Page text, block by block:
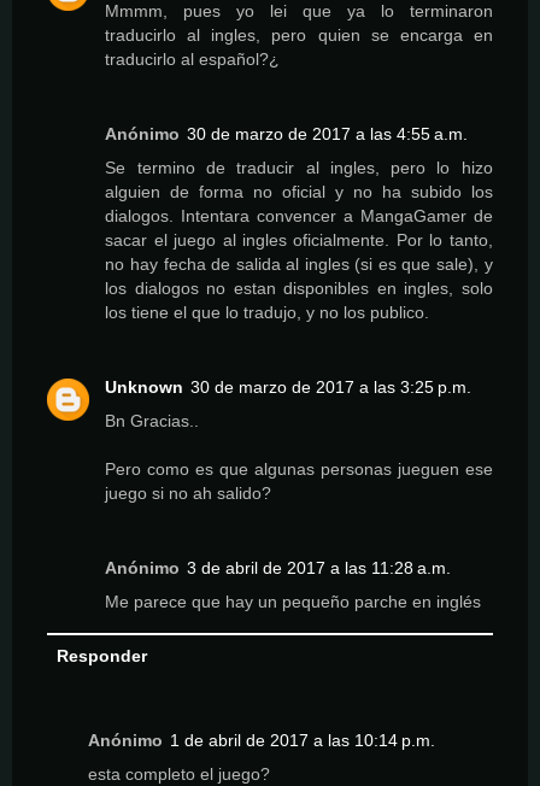
Mmmm, pues yo lei que ya lo terminaron
traducirlo al ingles, pero quien se encarga en
traducirlo al español?¿
Anónimo 30 de marzo de 2017 a las 4:55 a.m.
Se termino de traducir al ingles, pero lo hizo
alguien de forma no oficial y no ha subido los
dialogos. Intentara convencer a MangaGamer de
sacar el juego al ingles oficialmente. Por lo tanto,
no hay fecha de salida al ingles (si es que sale), y
los dialogos no estan disponibles en ingles, solo
los tiene el que lo tradujo, y no los publico.
Unknown 30 de marzo de 2017 a las 3:25 p.m.
Bn Gracias..
Pero como es que algunas personas jueguen ese
juego si no ah salido?
Anónimo 3 de abril de 2017 a las 11:28 a.m.
Me parece que hay un pequeño parche en inglés
Responder
Anónimo 1 de abril de 2017 a las 10:14 p.m.
esta completo el juego?